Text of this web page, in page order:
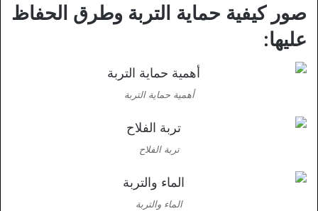
صور كيفية حماية التربة وطرق الحفاظ
عليها:
أهمية حماية التربة
تربة الفلاح
الماء والتربة